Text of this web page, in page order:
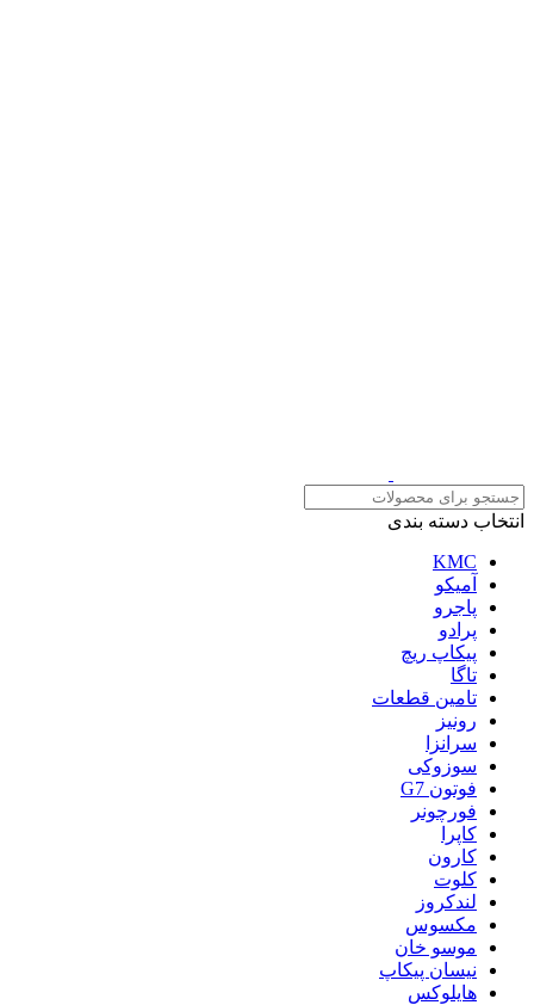
انتخاب دسته بندی
KMC
آمیکو
پاجرو
پرادو
پیکاپ ریچ
تاگا
تامین قطعات
رونیز
سرانزا
سوزوکی
فوتون G7
فورچونر
کاپرا
کارون
کلوت
لندکروز
مکسوس
موسو خان
نیسان پیکاپ
هایلوکس